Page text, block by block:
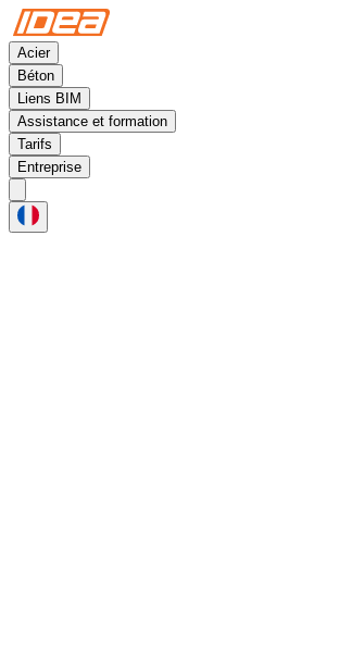
Acier
Béton
Liens BIM
Assistance et formation
Tarifs
Entreprise